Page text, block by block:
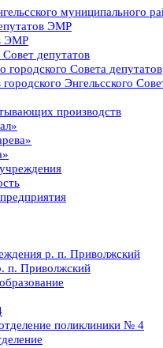
муниципального
ЭМР
ЭМР
Совет депутатов
городского Совета депутатов
Энгельсского
производств
р. п. Приволжский
п. Приволжский
поликлиники № 4